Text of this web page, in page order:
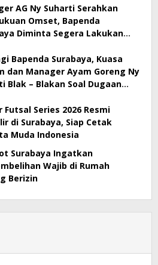
AG Ny Suharti Serahkan
Omset, Bapenda
Diminta Segera Lakukan
Bapenda Surabaya, Kuasa
dan Manager Ayam Goreng Ny
Blak – Blakan Soal Dugaan
Futsal Series 2026 Resmi
di Surabaya, Siap Cetak
Muda Indonesia
Surabaya Ingatkan
Wajib di Rumah
Berizin